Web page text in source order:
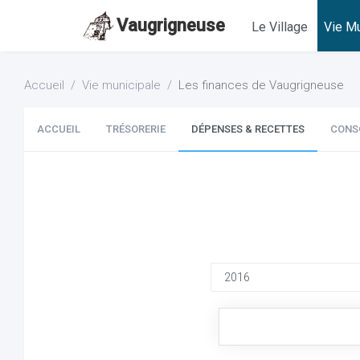
Vaugrigneuse Le Village Vie
Accueil Vie municipale Les finances de Vaugrigneuse
ACCUEIL TRÉSORERIE DÉPENSES & RECETTES